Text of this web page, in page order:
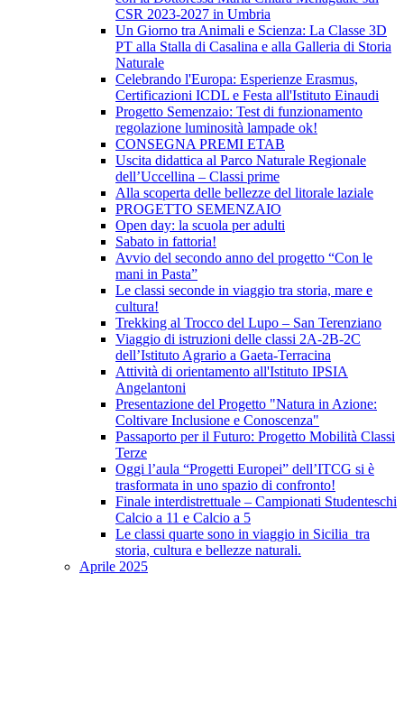
CSR 2023-2027 in Umbria
Un Giorno tra Animali e Scienza: La Classe 3D
PT alla Stalla di Casalina e alla Galleria di Storia
Naturale
Celebrando l'Europa: Esperienze Erasmus,
Certificazioni ICDL e Festa all'Istituto Einaudi
Progetto Semenzaio: Test di funzionamento
regolazione luminosità lampade ok!
CONSEGNA PREMI ETAB
Uscita didattica al Parco Naturale Regionale
dell’Uccellina – Classi prime
Alla scoperta delle bellezze del litorale laziale
PROGETTO SEMENZAIO
Open day: la scuola per adulti
Sabato in fattoria!
Avvio del secondo anno del progetto “Con le
mani in Pasta”
Le classi seconde in viaggio tra storia, mare e
cultura!
Trekking al Trocco del Lupo – San Terenziano
Viaggio di istruzioni delle classi 2A-2B-2C
dell’Istituto Agrario a Gaeta-Terracina
Attività di orientamento all'Istituto IPSIA
Angelantoni
Presentazione del Progetto "Natura in Azione:
Coltivare Inclusione e Conoscenza"
Passaporto per il Futuro: Progetto Mobilità Classi
Terze
Oggi l’aula “Progetti Europei” dell’ITCG si è
trasformata in uno spazio di confronto!
Finale interdistrettuale – Campionati Studenteschi
Calcio a 11 e Calcio a 5
Le classi quarte sono in viaggio in Sicilia tra
storia, cultura e bellezze naturali.
Aprile 2025